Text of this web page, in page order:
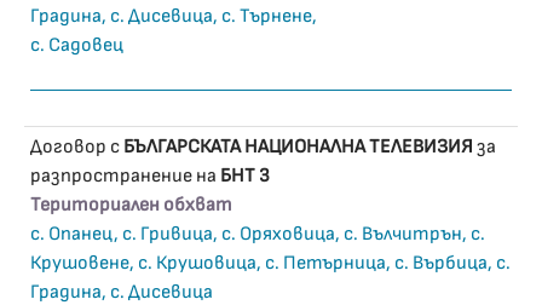
Градина, с. Дисевица, с. Търнене,
с. Садовец
Договор с БЪЛГАРСКАТА НАЦИОНАЛНА ТЕЛЕВИЗИЯ за
разпространение на БНТ 3
Териториален обхват
с. Опанец, с. Гривица, с. Оряховица, с. Вълчитрън, с.
Крушовене, с. Крушовица, с. Петърница, с. Върбица, с.
Градина, с. Дисевица